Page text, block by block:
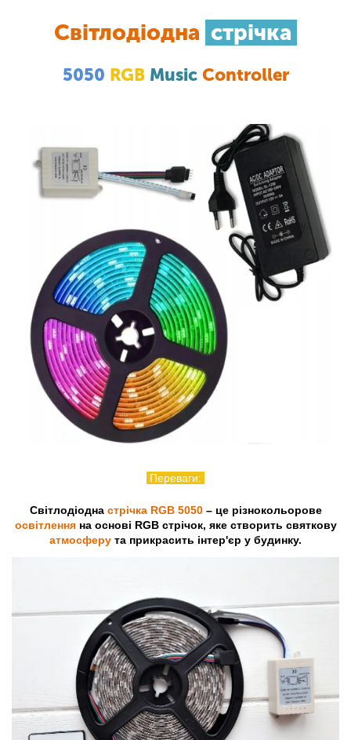
Світлодіодна стрічка
5050 RGB Music Controller
Переваги:
Світлодіодна стрічка RGB 5050 – це різнокольорове
освітлення на основі RGB стрічок, яке створить святкову
атмосферу та прикрасить інтер'єр у будинку.